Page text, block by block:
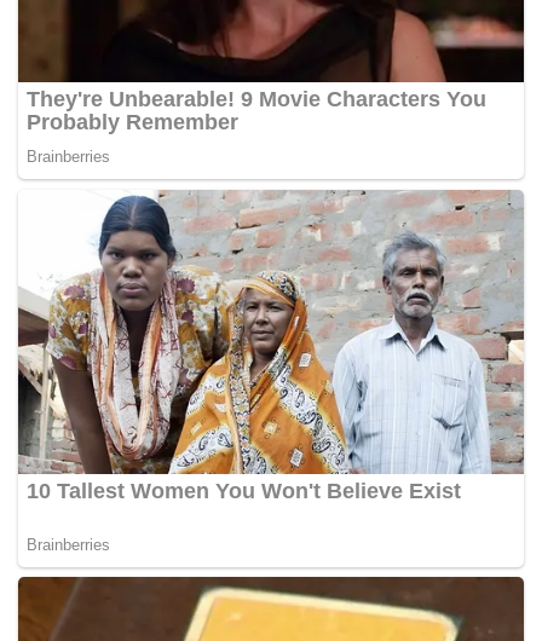
"Saudara-saudara adalah produsen pangan. Tanpa
pangan tidak ada negara. Karena itu petani harus
hidup dengan baik, petani harus sejahtera, dan
petani harus mendapatkan keuntungan dari hasil
kerjanya," ujar Prabowo di hadapan puluhan ribu
petani dan nelayan dari seluruh Indonesia.
Harga Pupuk Turun 20 Persen, Petani Rasakan
Kenaikan Keuntungan